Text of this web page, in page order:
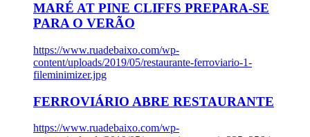
MARÉ AT PINE CLIFFS PREPARA-SE
PARA O VERÃO
https://www.ruadebaixo.com/wp-
content/uploads/2019/05/restaurante-ferroviario-1-
fileminimizer.jpg
FERROVIÁRIO ABRE RESTAURANTE
https://www.ruadebaixo.com/wp-